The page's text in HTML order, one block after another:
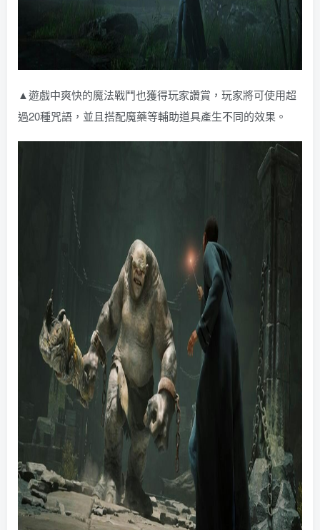
▲遊戲中爽快的魔法戰鬥也獲得玩家讚賞，玩家將可使用超
過20種咒語，並且搭配魔藥等輔助道具產生不同的效果。